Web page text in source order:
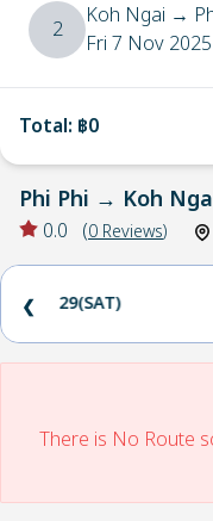
2 Koh Ngai →
Fri 7 Nov 2025
Total: ฿0
Phi Phi → Koh
0.0 (0 Reviews)
29(SAT)
❮
There is No Route